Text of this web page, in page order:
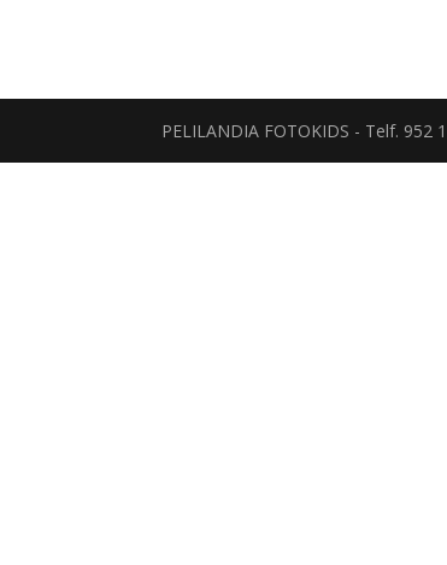
PELILANDIA FOTOKIDS - Telf. 952